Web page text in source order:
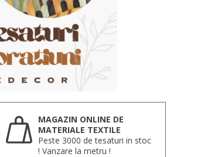
MAGAZIN ONLINE DE
MATERIALE TEXTILE
Peste 3000 de tesaturi in stoc
! Vanzare la metru !